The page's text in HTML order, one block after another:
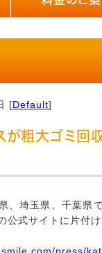
[Default]
が粗大ゴミ回
、埼玉県、千葉県
公式サイトに片付